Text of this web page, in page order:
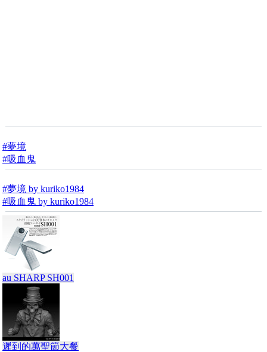
#夢境
#吸血鬼
#夢境 by kuriko1984
#吸血鬼 by kuriko1984
au SHARP SH001
遲到的萬聖節大餐